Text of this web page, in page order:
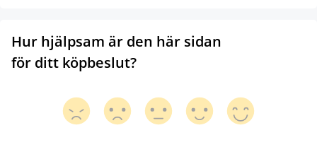
Hur hjälpsam är den här sidan
för ditt köpbeslut?